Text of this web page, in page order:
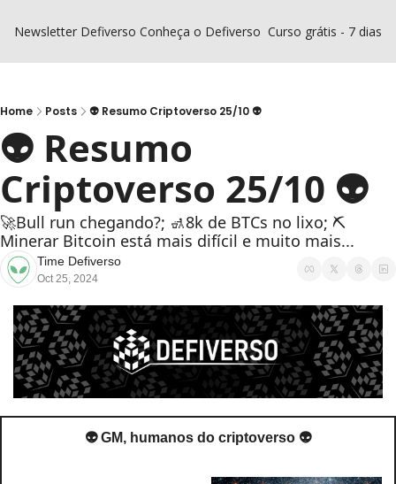
Newsletter Defiverso Conheça o Defiverso Curso grátis - 7 dias
Home Posts 👽 Resumo Criptoverso 25/10 👽
👽 Resumo
Criptoverso 25/10 👽
🚀Bull run chegando?; 🚮8k de BTCs no lixo; ⛏️
Minerar Bitcoin está mais difícil e muito mais...
Time Defiverso
Oct 25, 2024
👽 GM, humanos do criptoverso 👽